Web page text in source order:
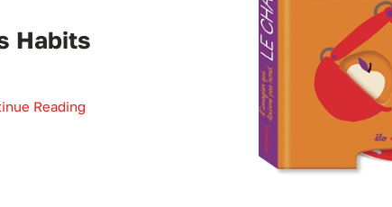
Habits
Reading